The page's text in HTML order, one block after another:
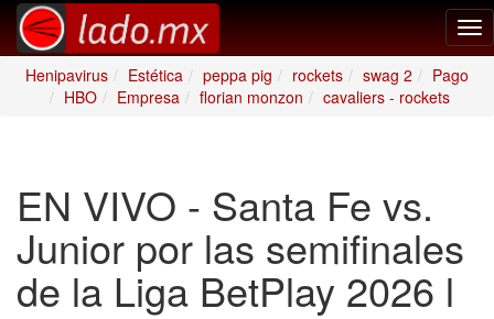
Henipavirus
Estética peppa pig rockets swag 2
Pago
HBO
Empresa florian monzon cavaliers - rockets
EN VIVO - Santa Fe vs.
Junior por las semifinales
de la Liga BetPlay 2026 l